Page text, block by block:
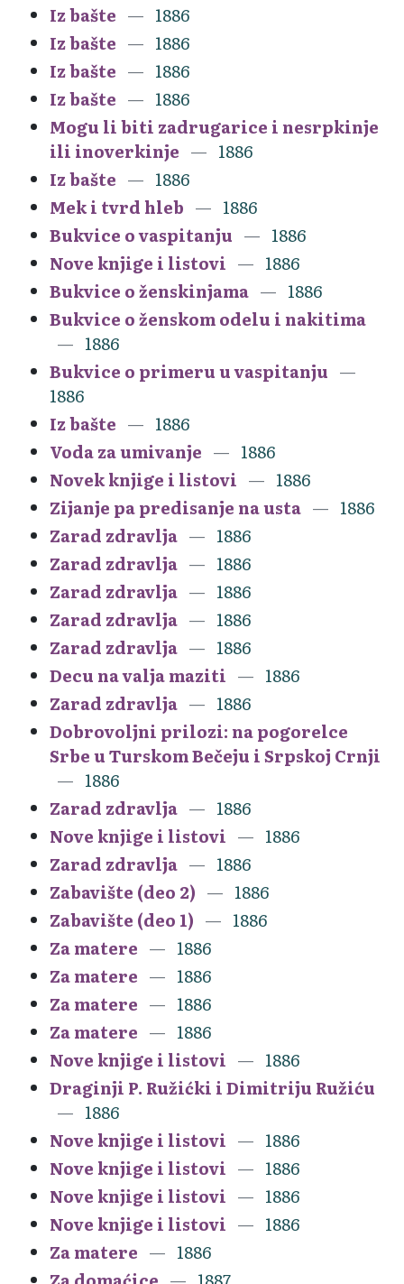
Iz bašte
1886
Iz bašte
1886
Iz bašte
1886
Iz bašte
1886
Mogu li biti zadrugarice i nesrpkinje
ili inoverkinje
1886
Iz bašte
1886
Mek i tvrd hleb
1886
Bukvice o vaspitanju
1886
Nove knjige i listovi
1886
Bukvice o ženskinjama
1886
Bukvice o ženskom odelu i nakitima
1886
Bukvice o primeru u vaspitanju
1886
Iz bašte
1886
Voda za umivanje
1886
Novek knjige i listovi
1886
Zijanje pa predisanje na usta
1886
Zarad zdravlja
1886
Zarad zdravlja
1886
Zarad zdravlja
1886
Zarad zdravlja
1886
Zarad zdravlja
1886
Decu na valja maziti
1886
Zarad zdravlja
1886
Dobrovoljni prilozi: na pogorelce
Srbe u Turskom Bečeju i Srpskoj Crnji
1886
Zarad zdravlja
1886
Nove knjige i listovi
1886
Zarad zdravlja
1886
Zabavište (deo 2)
1886
Zabavište (deo 1)
1886
Za matere
1886
Za matere
1886
Za matere
1886
Za matere
1886
Nove knjige i listovi
1886
Draginji P. Ružićki i Dimitriju Ružiću
1886
Nove knjige i listovi
1886
Nove knjige i listovi
1886
Nove knjige i listovi
1886
Nove knjige i listovi
1886
Za matere
1886